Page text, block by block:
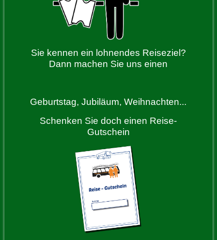
Sie kennen ein lohnendes Reiseziel?
Dann machen Sie uns einen
Geburtstag, Jubiläum, Weihnachten...
Schenken Sie doch einen Reise-
Gutschein